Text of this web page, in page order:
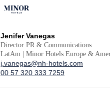
Jenifer Vanegas
Director PR & Communications
LatAm | Minor Hotels Europe &
j.vanegas@nh-hotels.com
00 57 320 333 7259